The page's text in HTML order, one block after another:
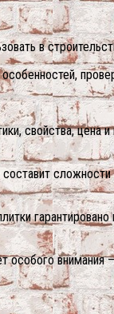
в
свойства, цена
особого